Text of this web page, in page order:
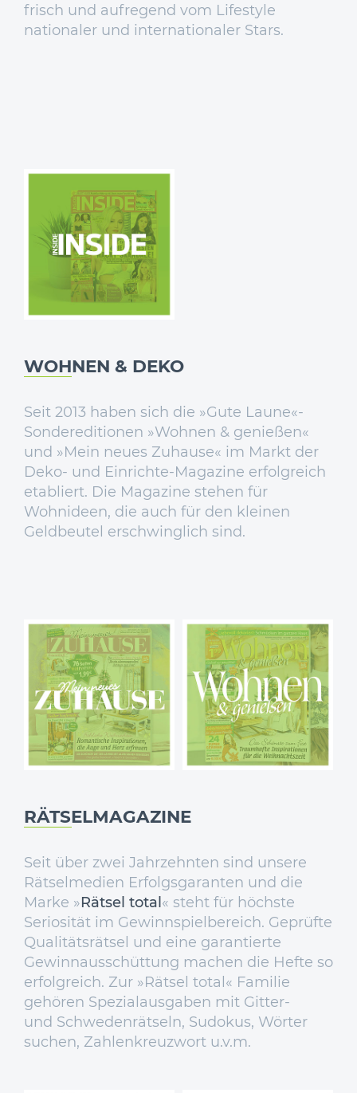
frisch und aufregend vom Lifestyle
nationaler und internationaler Stars.
WOHNEN & DEKO
Seit 2013 haben sich die »Gute Laune«-
Sondereditionen »Wohnen & genießen«
und »Mein neues Zuhause« im Markt der
Deko- und Einrichte-Magazine erfolgreich
etabliert. Die Magazine stehen für
Wohnideen, die auch für den kleinen
Geldbeutel erschwinglich sind.
RÄTSELMAGAZINE
Seit über zwei Jahrzehnten sind unsere
Rätselmedien Erfolgsgaranten und die
Marke »Rätsel total « steht für höchste
Seriosität im Gewinnspielbereich. Geprüfte
Qualitätsrätsel und eine garantierte
Gewinnausschüttung machen die Hefte so
erfolgreich. Zur »Rätsel total« Familie
gehören Spezialausgaben mit Gitter-
und Schwedenrätseln, Sudokus, Wörter
suchen, Zahlenkreuzwort u.v.m.